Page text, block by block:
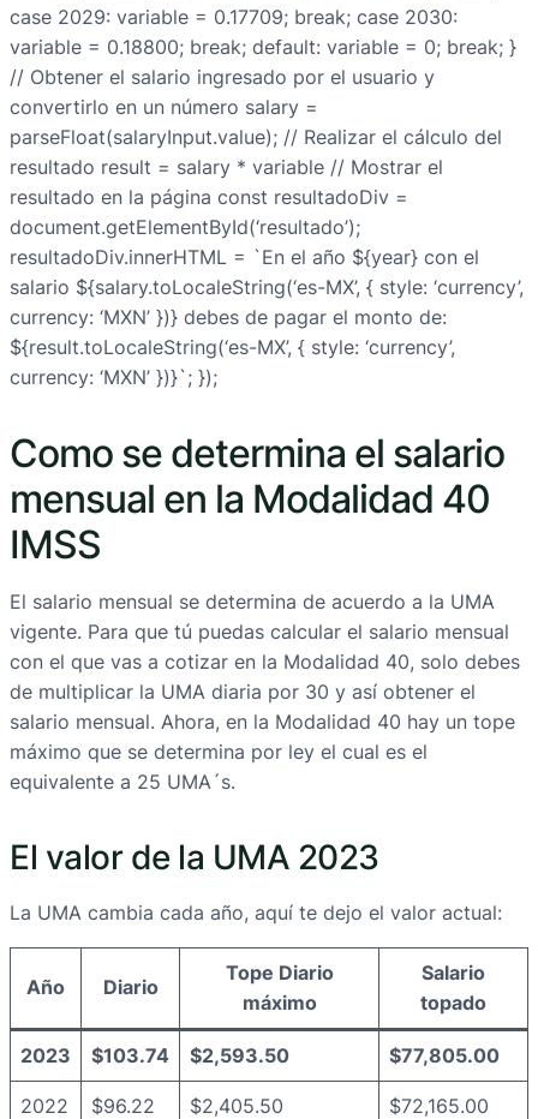
case 2029: variable = 0.17709; break; case 2030:
variable = 0.18800; break; default: variable = 0; break; }
// Obtener el salario ingresado por el usuario y
convertirlo en un número salary =
parseFloat(salaryInput.value); // Realizar el cálculo del
resultado result = salary * variable // Mostrar el
resultado en la página const resultadoDiv =
document.getElementById(‘resultado’);
resultadoDiv.innerHTML = `En el año ${year} con el
salario ${salary.toLocaleString(‘es-MX’, { style: ‘currency’,
currency: ‘MXN’ })} debes de pagar el monto de:
${result.toLocaleString(‘es-MX’, { style: ‘currency’,
currency: ‘MXN’ })}`; });
Como se determina el salario
mensual en la Modalidad 40
IMSS
El salario mensual se determina de acuerdo a la UMA
vigente. Para que tú puedas calcular el salario mensual
con el que vas a cotizar en la Modalidad 40, solo debes
de multiplicar la UMA diaria por 30 y así obtener el
salario mensual. Ahora, en la Modalidad 40 hay un tope
máximo que se determina por ley el cual es el
equivalente a 25 UMA´s.
El valor de la UMA 2023
La UMA cambia cada año, aquí te dejo el valor actual:
Año Diario
Tope Diario
máximo
Salario
topado
2023 $103.74 $2,593.50 $77,805.00
2022 $96.22 $2,405.50 $72,165.00